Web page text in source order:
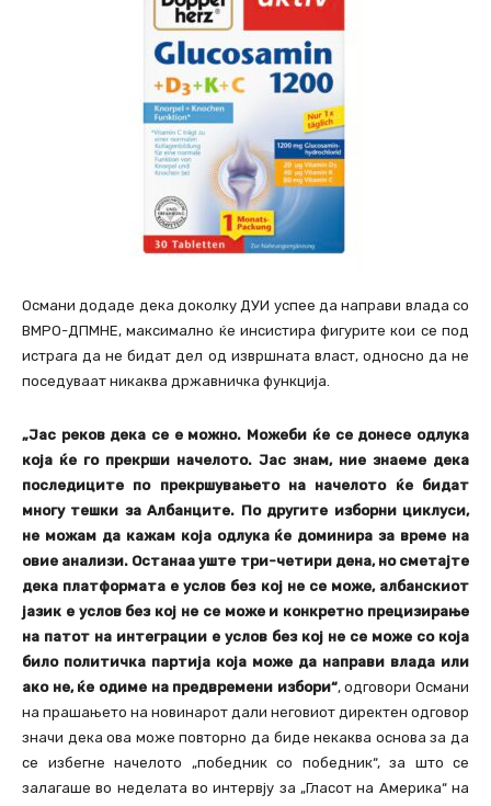
Османи додаде дека доколку ДУИ успее да направи влада со
ВМРО-ДПМНЕ, максимално ќе инсистира фигурите кои се под
истрага да не бидат дел од извршната власт, односно да не
поседуваат никаква државничка функција.
„Јас реков дека се е можно. Можеби ќе се донесе одлука
која ќе го прекрши начелото. Јас знам, ние знаеме дека
последиците по прекршувањето на начелото ќе бидат
многу тешки за Албанците. По другите изборни циклуси,
не можам да кажам која одлука ќе доминира за време на
овие анализи. Останаа уште три-четири дена, но сметајте
дека платформата е услов без кој не се може, албанскиот
јазик е услов без кој не се може и конкретно прецизирање
на патот на интеграции е услов без кој не се може со која
било политичка партија која може да направи влада или
ако не, ќе одиме на предвремени избори“, одговори Османи
на прашањето на новинарот дали неговиот директен одговор
значи дека ова може повторно да биде некаква основа за да
се избегне начелото „победник со победник“, за што се
залагаше во неделата во интервју за „Гласот на Америка“ на